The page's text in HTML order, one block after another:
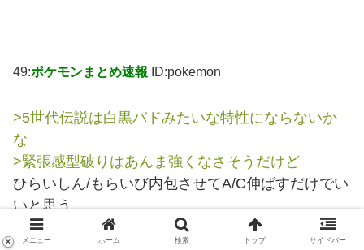
49:ポケモンまとめ速報 ID:pokemon
>5世代伝説は白黒バドみたいな特性にならないか
な
>緊張感型破りはあんま強くなさそうだけど
ひらいしん/もらいび内包させてA/C伸ばすだけでい
いと思う
メニュー ホーム 検索 トップ サイドバー
×